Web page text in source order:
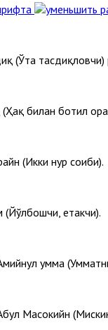
(Ўта тасдиқловчи)
билан ботил
(Икки нур соҳиби).
(Йўлбошчи, етакчи).
умма
Масокийн